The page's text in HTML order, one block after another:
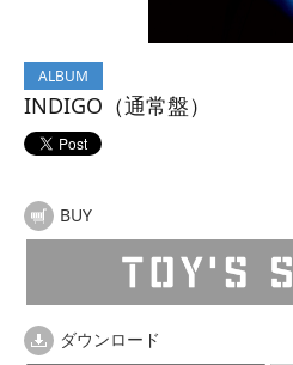
ALBUM
INDIGO（通常盤）
BUY
ダウンロード